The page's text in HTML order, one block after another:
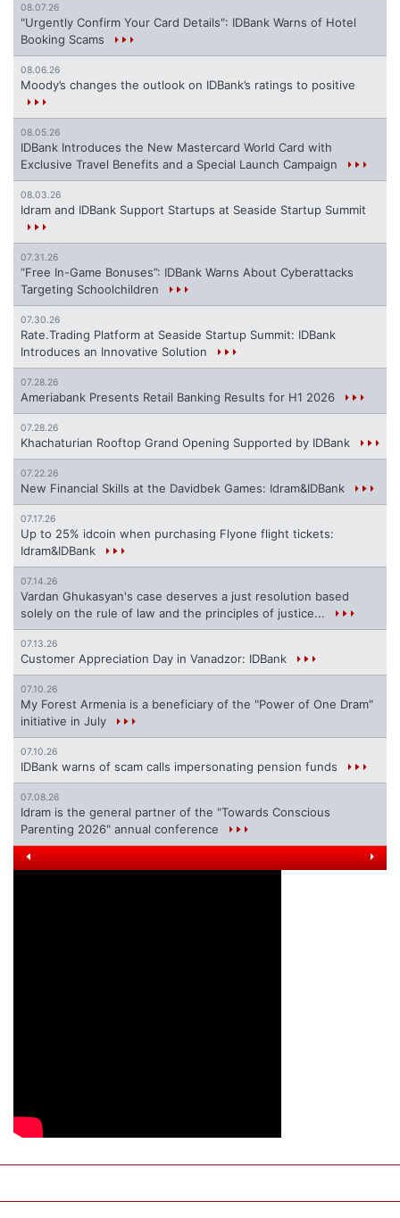
08.07.26
"Urgently Confirm Your Card Details": IDBank Warns of Hotel
Booking Scams
08.06.26
Moody’s changes the outlook on IDBank’s ratings to positive
08.05.26
IDBank Introduces the New Mastercard World Card with
Exclusive Travel Benefits and a Special Launch Campaign
08.03.26
Idram and IDBank Support Startups at Seaside Startup Summit
07.31.26
“Free In-Game Bonuses”: IDBank Warns About Cyberattacks
Targeting Schoolchildren
07.30.26
Rate.Trading Platform at Seaside Startup Summit: IDBank
Introduces an Innovative Solution
07.28.26
Ameriabank Presents Retail Banking Results for H1 2026
07.28.26
Khachaturian Rooftop Grand Opening Supported by IDBank
07.22.26
New Financial Skills at the Davidbek Games: Idram&IDBank
07.17.26
Up to 25% idcoin when purchasing Flyone flight tickets:
Idram&IDBank
07.14.26
Vardan Ghukasyan's case deserves a just resolution based
solely on the rule of law and the principles of justice...
07.13.26
Customer Appreciation Day in Vanadzor: IDBank
07.10.26
My Forest Armenia is a beneficiary of the "Power of One Dram"
initiative in July
07.10.26
IDBank warns of scam calls impersonating pension funds
07.08.26
Idram is the general partner of the "Towards Conscious
Parenting 2026" annual conference